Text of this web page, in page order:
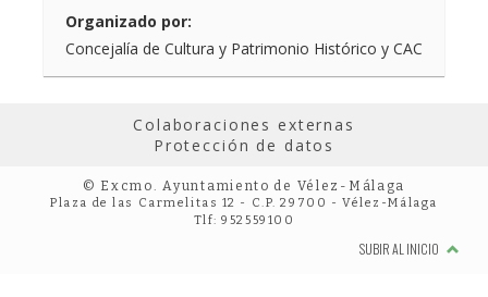
Organizado por:
Concejalía de Cultura y Patrimonio Histórico y CAC
Colaboraciones externas
Protección de datos
© Excmo. Ayuntamiento de Vélez-Málaga
Plaza de las Carmelitas 12 - C.P. 29700 - Vélez-Málaga
Tlf: 952559100
SUBIR AL INICIO